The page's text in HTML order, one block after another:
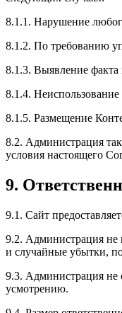
8.1.1. Нарушение
8.1.2. По требованию
8.1.3. Выявление факта
8.1.4. Неиспользование
8.1.5. Размещение
8.2. Администрация
условия настоящего
9.
9.1. Сайт
9.2. Администрация не
и случайные убытки,
9.3. Администрация не
усмотрению.